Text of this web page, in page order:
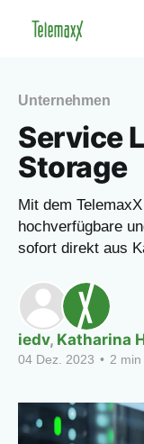
Unternehmen
Service
Storage
Mit dem
hochverfügbare
sofort direkt aus
iedv, Katharina
04 Dez. 2023 • 2